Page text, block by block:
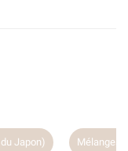
Japon) Mélanges